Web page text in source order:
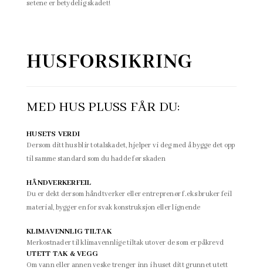
setene er betydelig skadet!
HUSFORSIKRING
MED HUS PLUSS FÅR DU:
HUSETS VERDI
Dersom ditt hus blir totalskadet, hjelper vi deg med å bygge det opp
til samme standard som du hadde før skaden
HÅNDVERKERFEIL
Du er dekt dersom håndtverker eller entreprenør f.eks bruker feil
material, bygger en for svak konstruksjon eller lignende
KLIMAVENNLIG TILTAK
Merkostnader til klimavennlige tiltak utover de som er påkrevd
UTETT TAK & VEGG
Om vann eller annen veske trenger inn i huset ditt grunnet utett